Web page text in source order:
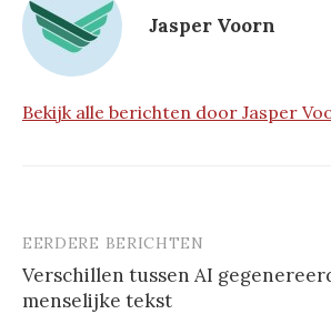
Jasper Voorn
Bekijk alle berichten door Jasper
Berichtnavigatie
EERDERE BERICHTEN
Verschillen tussen AI
menselijke tekst